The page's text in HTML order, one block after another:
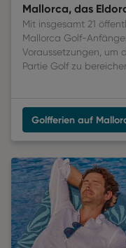
Mallorca, das
Mit insgesamt 21
Mallorca Golf-
Voraussetzungen, um
Partie Golf zu
Golfferien auf